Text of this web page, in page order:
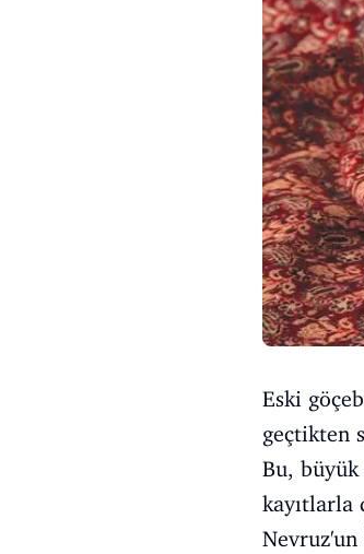
Eski
geçtikten
Bu,
kayıtlarla